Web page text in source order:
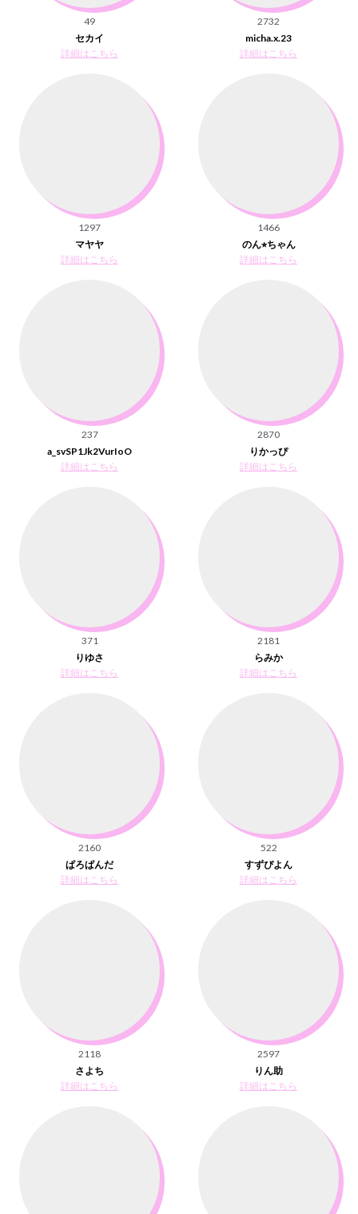
49
セカイ
詳細はこちら
2732
micha.x.23
詳細はこちら
1297
マヤヤ
詳細はこちら
1466
のん⭐︎ちゃん
詳細はこちら
237
a_svSP1Jk2VurIoO
詳細はこちら
2870
りかっぴ
詳細はこちら
371
りゆさ
詳細はこちら
2181
らみか
詳細はこちら
2160
ぱろぱんだ
詳細はこちら
522
すずぴよん
詳細はこちら
2118
さよち
詳細はこちら
2597
りん助
詳細はこちら